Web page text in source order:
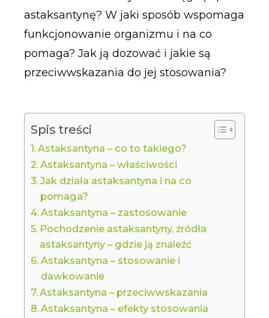
astaksantynę? W jaki sposób wspomaga
funkcjonowanie organizmu i na co
pomaga? Jak ją dozować i jakie są
przeciwwskazania do jej stosowania?
Spis treści
Astaksantyna – co to takiego?
Astaksantyna – właściwości
Jak działa astaksantyna i na co
pomaga?
Astaksantyna – zastosowanie
Pochodzenie astaksantyny, źródła
astaksantyny – gdzie ją znaleźć
Astaksantyna – stosowanie i
dawkowanie
Astaksantyna – przeciwwskazania
Astaksantyna – efekty stosowania